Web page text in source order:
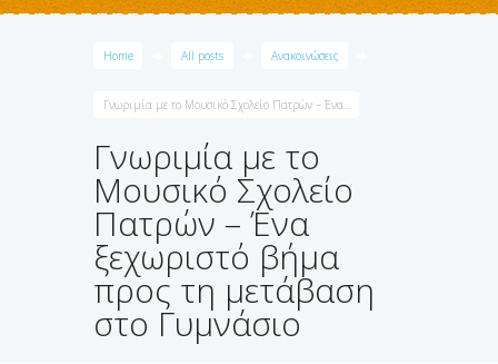
Home All posts Ανακοινώσεις
Γνωριμία με το Μουσικό Σχολείο Πατρών – Ένα...
Γνωριμία με το
Μουσικό Σχολείο
Πατρών – Ένα
ξεχωριστό βήμα
προς τη μετάβαση
στο Γυμνάσιο